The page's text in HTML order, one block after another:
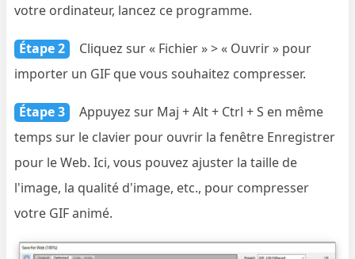
votre ordinateur, lancez ce programme.
Étape 2
Cliquez sur « Fichier » > « Ouvrir » pour
importer un GIF que vous souhaitez compresser.
Étape 3
Appuyez sur Maj + Alt + Ctrl + S en même
temps sur le clavier pour ouvrir la fenêtre Enregistrer
pour le Web. Ici, vous pouvez ajuster la taille de
l'image, la qualité d'image, etc., pour compresser
votre GIF animé.